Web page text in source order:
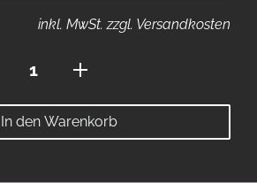
inkl. MwSt. zzgl. Versandkosten
Stehkragen
Menge
In den Warenkorb